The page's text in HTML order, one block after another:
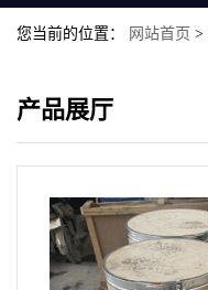
您当前的位置： 网站首页 >
产品展厅